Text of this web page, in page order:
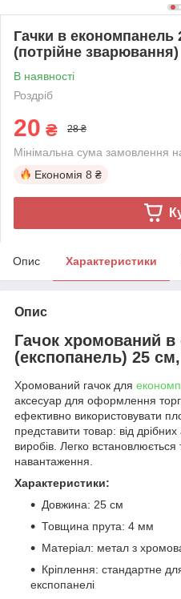
Гачки в
(потрійне зварювання)
В наявності
Роздріб
20 ₴ 28 ₴
Мінімальна сума замовлення
Економія 8 ₴
Опис Характеристики
Опис
Гачок хромований
(експопанель) 25
Хромований гачок для
аксесуар для оформлення
ефективно використовувати
представити товар: від
виробів. Легко
навантаження.
Характеристики:
Довжина: 25 см
Товщина прута: 4 мм
Матеріал: метал з
Кріплення: стандартне
експопанелі